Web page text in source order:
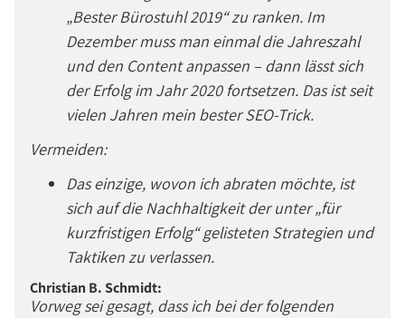
„Bester Bürostuhl 2019“ zu ranken. Im
Dezember muss man einmal die Jahreszahl
und den Content anpassen – dann lässt sich
der Erfolg im Jahr 2020 fortsetzen. Das ist seit
vielen Jahren mein bester SEO-Trick.
Vermeiden:
Das einzige, wovon ich abraten möchte, ist
sich auf die Nachhaltigkeit der unter „für
kurzfristigen Erfolg“ gelisteten Strategien und
Taktiken zu verlassen.
Christian B. Schmidt:
Vorweg sei gesagt, dass ich bei der folgenden